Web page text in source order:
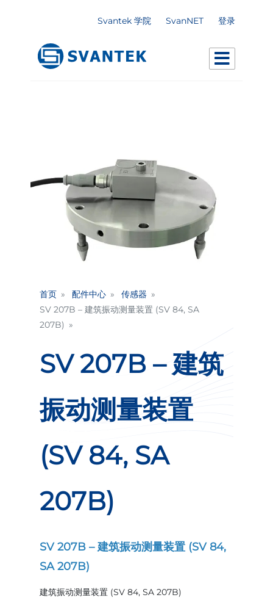
Svantek 学院 SvanNET 登录
首页 配件中心
传感器
SV 207B – 建筑振动测量装置 (SV 84, SA
207B)
SV 207B – 建筑
振动测量装置
(SV 84, SA
207B)
SV 207B – 建筑振动测量装置 (SV 84,
SA 207B)
建筑振动测量装置 (SV 84, SA 207B)